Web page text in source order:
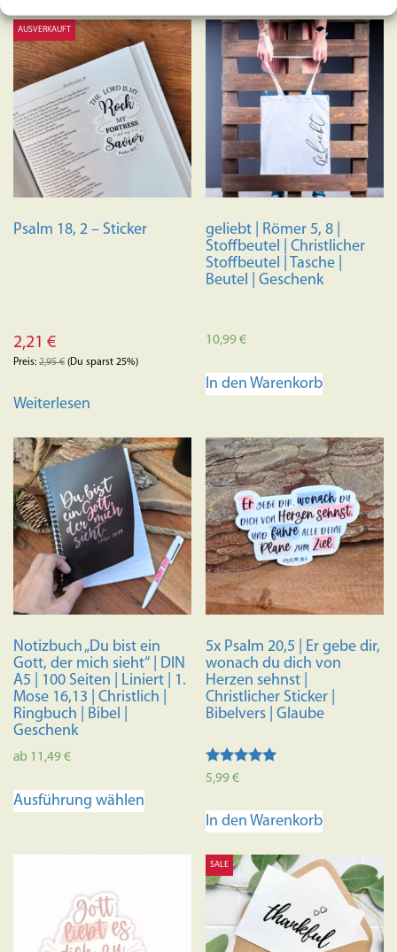
AUSVERKAUFT
Psalm 18, 2 – Sticker
2,21 €
Preis: 2,95€ (Du sparst 25%)
Weiterlesen
geliebt | Römer 5, 8 |
Stoffbeutel | Christlicher
Stoffbeutel | Tasche |
Beutel | Geschenk
10,99€
In den Warenkorb
Notizbuch „Du bist ein
Gott, der mich sieht“ | DIN
A5 | 100 Seiten | Liniert | 1.
Mose 16,13 | Christlich |
Ringbuch | Bibel |
Geschenk
ab 11,49€
Ausführung wählen
mehrere
Varianten
Optionen
5x Psalm 20,5 | Er gebe dir,
wonach du dich von
Herzen sehnst |
Christlicher Sticker |
Bibelvers | Glaube
Bewertet mit
5.00
5,99€
In den Warenkorb
SALE